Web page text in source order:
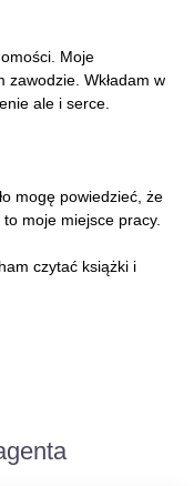
Moje
zawodzie. Wkładam w
ale i serce.
mogę powiedzieć, że
moje miejsce pracy.
czytać książki i